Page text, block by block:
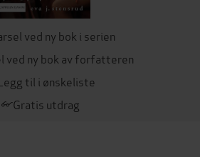
ved ny bok i serien
ved ny bok av forfatteren
til i ønskeliste
Gratis utdrag